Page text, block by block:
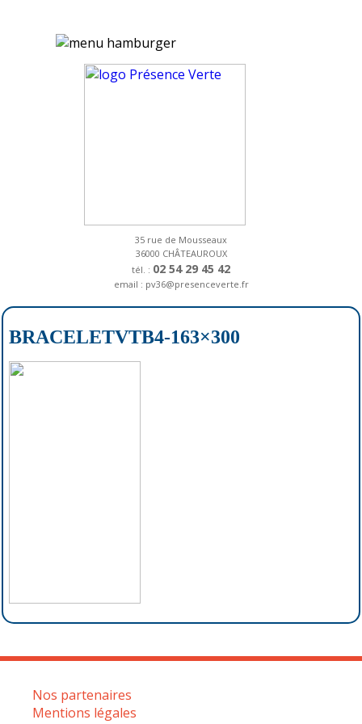
35 rue de Mousseaux
36000 CHÂTEAUROUX
tél. : 02 54 29 45 42
email : pv36@presenceverte.fr
BRACELETVTB4-163×300
Nos partenaires
Mentions légales